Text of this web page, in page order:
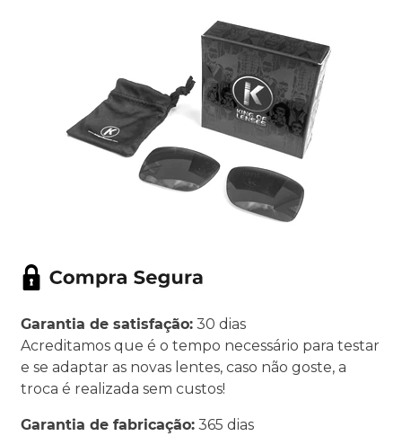
Garantia de satisfação: 30 dias
Acreditamos que é o tempo necessário para testar
e se adaptar as novas lentes, caso não goste, a
troca é realizada sem custos!
Garantia de fabricação: 365 dias